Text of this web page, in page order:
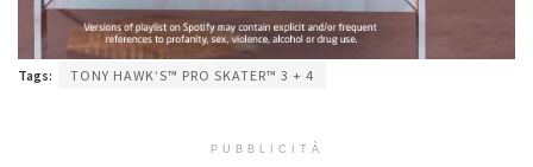
Tags: TONY HAWK’S™ PRO SKATER™ 3 + 4
PUBBLICITÀ